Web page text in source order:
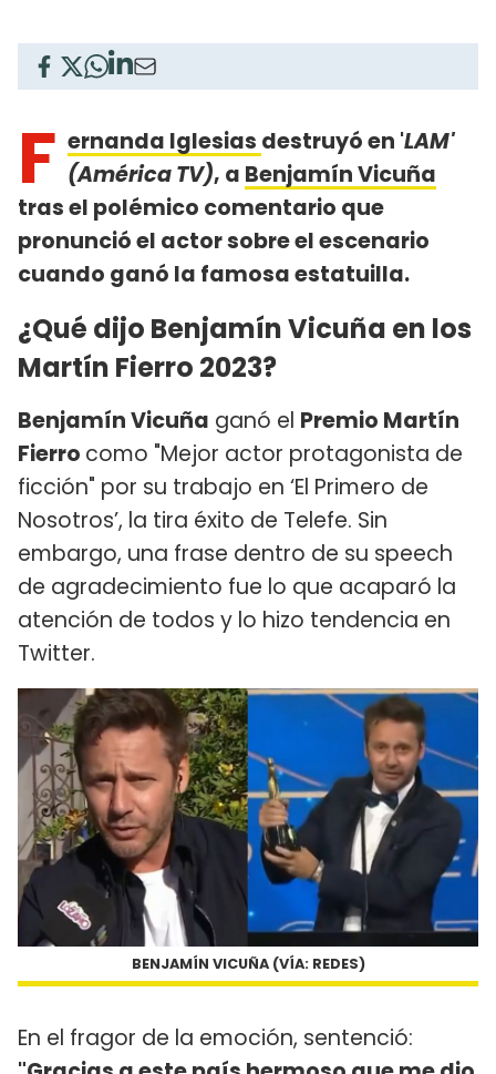
F ernanda Iglesias destruyó en 'LAM'
(América TV), a Benjamín Vicuña
tras el polémico comentario que
pronunció el actor sobre el escenario
cuando ganó la famosa estatuilla.
¿Qué dijo Benjamín Vicuña en los
Martín Fierro 2023?
Benjamín Vicuña ganó el Premio Martín
Fierro como "Mejor actor protagonista de
ficción" por su trabajo en ‘El Primero de
Nosotros’, la tira éxito de Telefe. Sin
embargo, una frase dentro de su speech
de agradecimiento fue lo que acaparó la
atención de todos y lo hizo tendencia en
Twitter.
BENJAMÍN VICUÑA (VÍA: REDES)
En el fragor de la emoción, sentenció: